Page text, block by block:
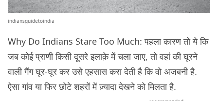
indiansguidetoindia
Why Do Indians Stare Too Much: पहला कारण तो ये कि
जब कोई प्राणी किसी दूसरे इलाक़े में चला जाए, तो वहां की घूरने
वाली गैंग घूर-घूर कर उसे एहसास करा देती है कि वो अजबनी है.
ऐसा गांव या फिर छोटे शहरों में ज़्यादा देखने को मिलता है.